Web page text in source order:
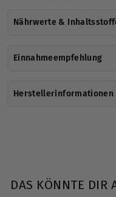
Nährwerte &
Einnahmeempfehlung
Herstellerinformationen
DAS KÖNNTE DIR